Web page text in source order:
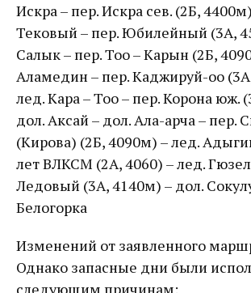
Искра – пер. Искра сев. (2Б,
Тековый – пер. Юбилейный (3А,
Салык – пер. Тоо – Карын (2Б,
Аламедин – пер. Каджируй-оо
лед. Кара – Тоо – пер. Корона юж.
дол. Аксай – дол. Ала-арча – пер.
(Кирова) (2Б, 4090м) – лед.
лет ВЛКСМ (2А, 4060) – лед.
Ледовый (3А, 4140м) – дол.
Белогорка
Изменений от заявленного
Однако запасные дни были
следующим причинам: